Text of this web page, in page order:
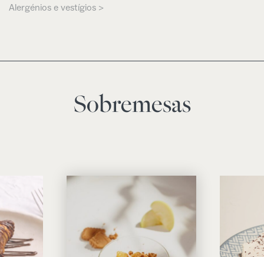
Alergénios e vestígios >
Sobremesas